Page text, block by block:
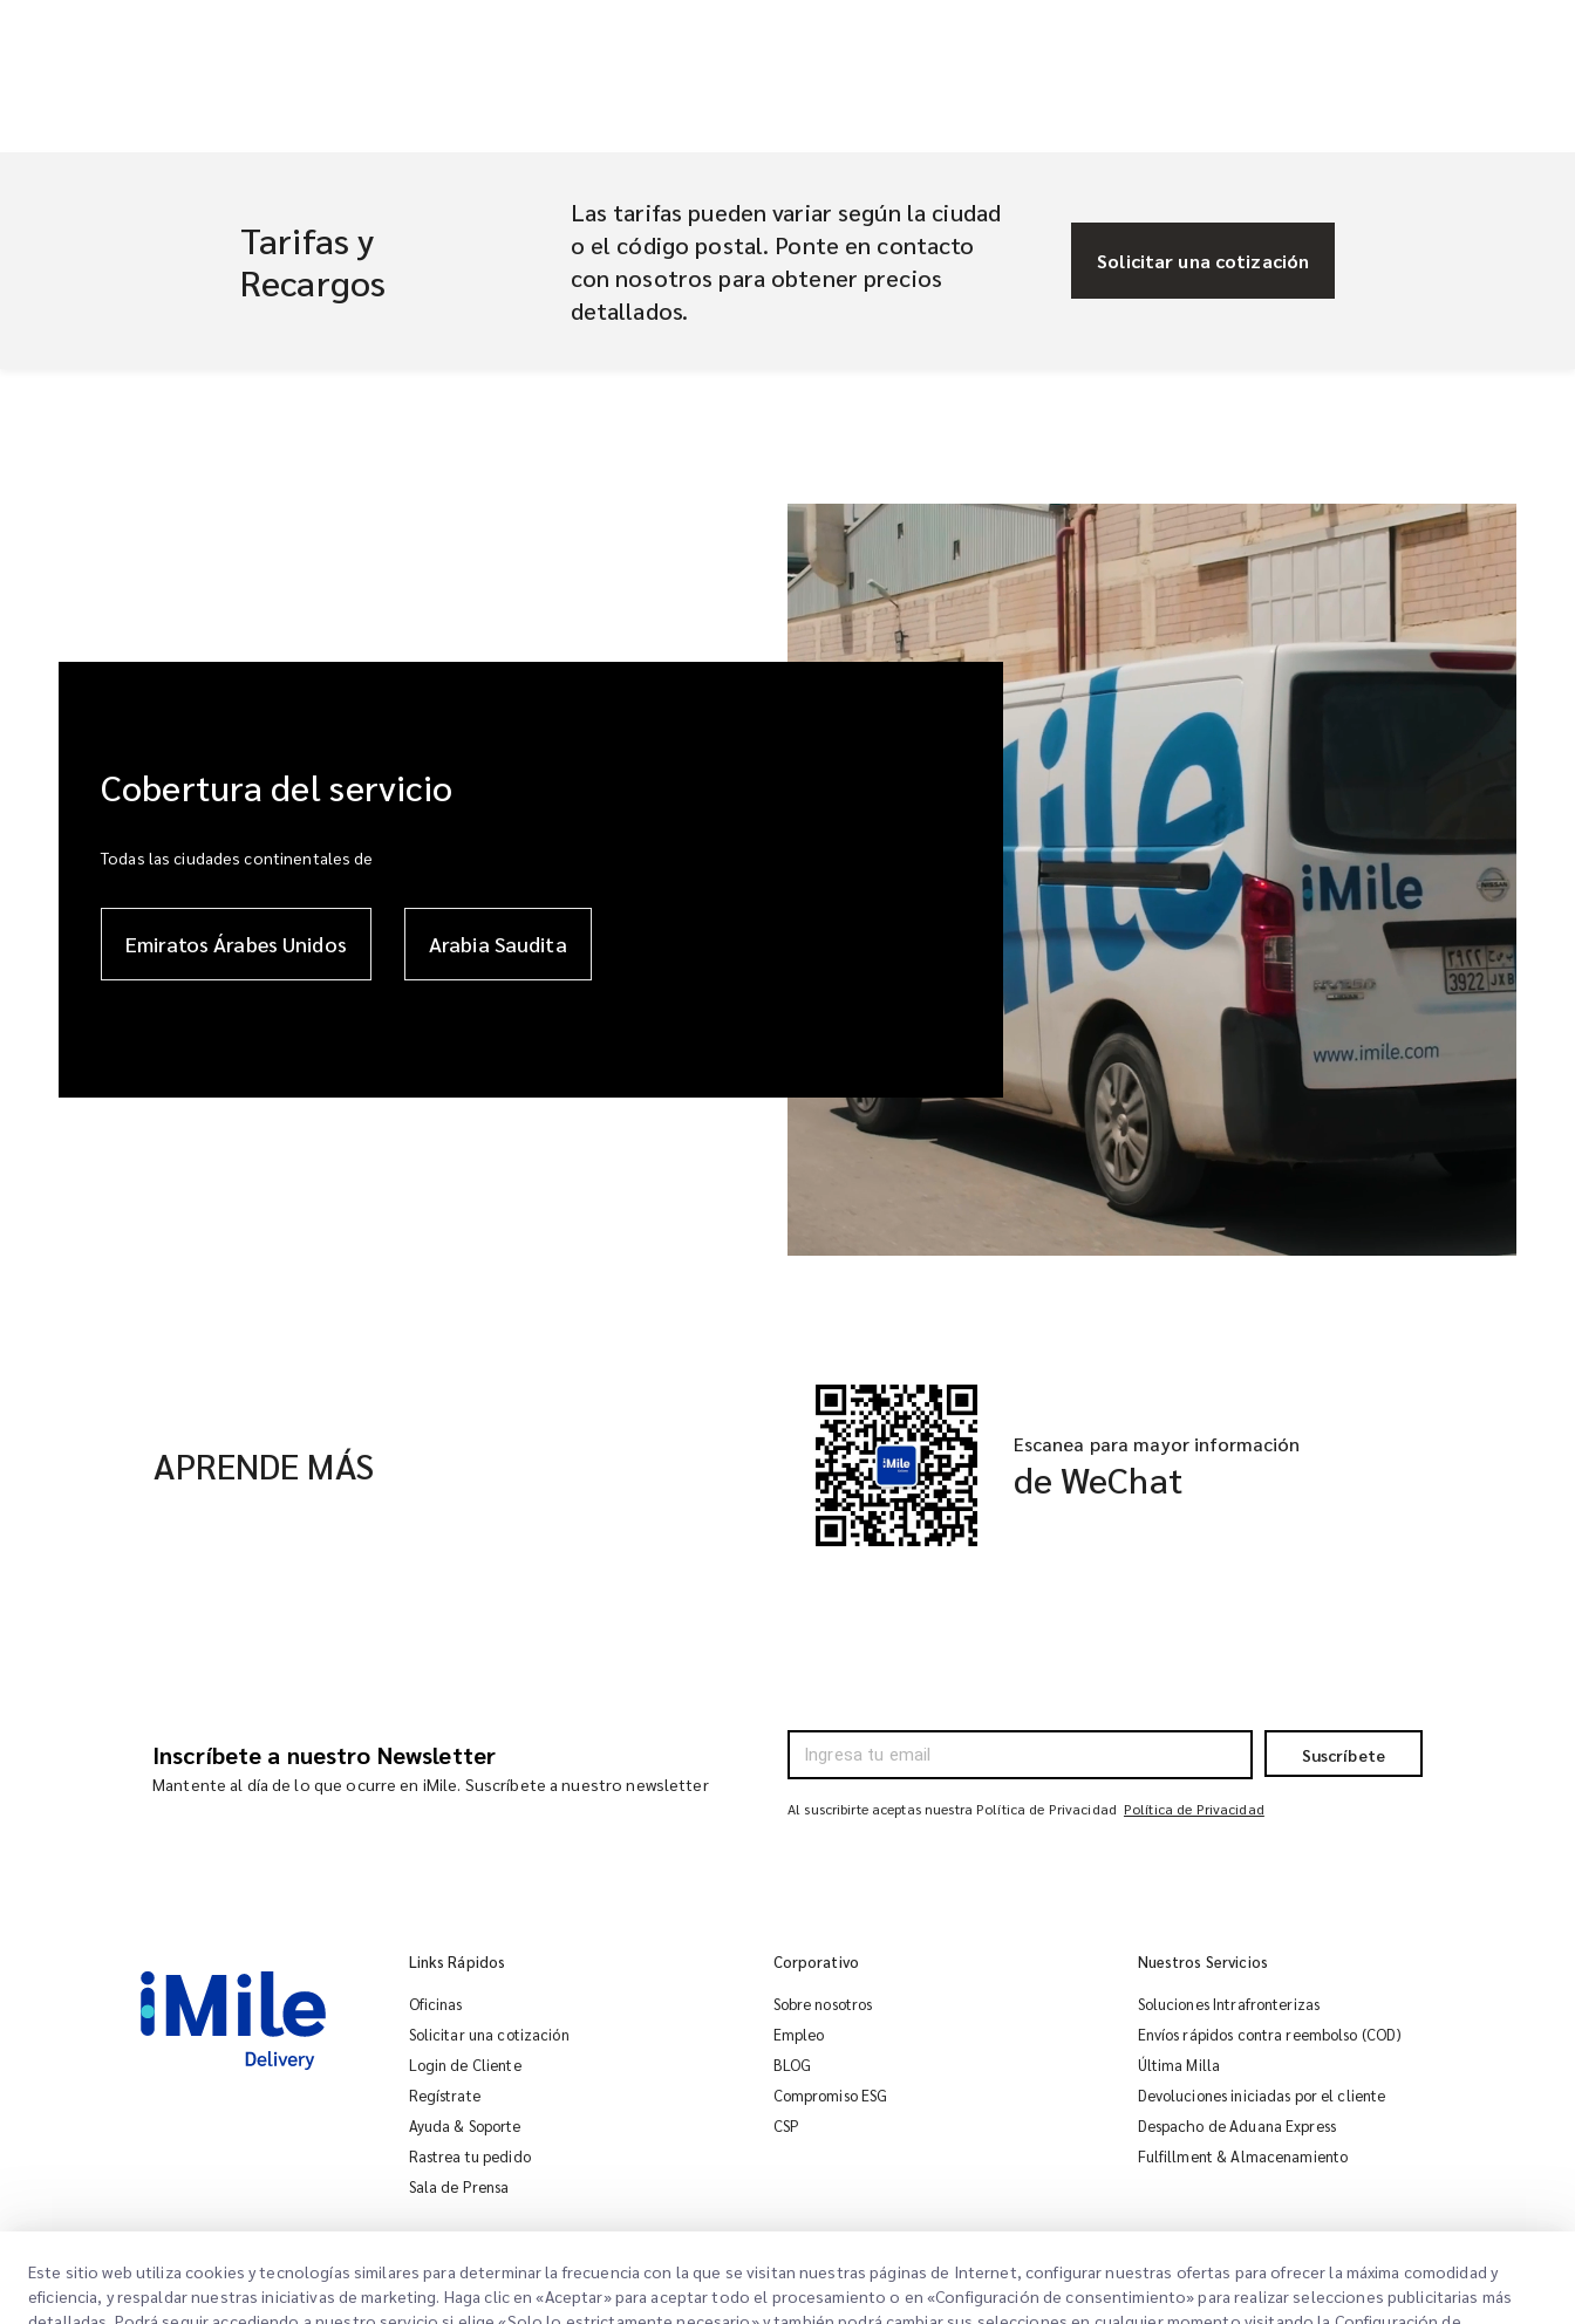
Tarifas y
Recargos
Las tarifas pueden variar según la ciudad
o el código postal. Ponte en contacto
con nosotros para obtener precios
detallados.
Solicitar una cotización
Cobertura del servicio
Todas las ciudades continentales de
Emiratos Árabes Unidos Arabia Saudita
APRENDE MÁS Escanea para mayor información
de WeChat
Inscríbete a nuestro Newsletter
Mantente al día de lo que ocurre en iMile. Suscríbete a nuestro newsletter
Suscríbete
Al suscribirte aceptas nuestra Política de Privacidad Política de Privacidad
Links Rápidos
Oficinas
Solicitar una cotización
Login de Cliente
Regístrate
Ayuda & Soporte
Rastrea tu pedido
Sala de Prensa
Corporativo
Sobre nosotros
Empleo
BLOG
Compromiso ESG
CSP
Nuestros Servicios
Soluciones Intrafronterizas
Envíos rápidos contra reembolso (COD)
Última Milla
Devoluciones iniciadas por el cliente
Despacho de Aduana Express
Fulfillment & Almacenamiento
Este sitio web utiliza cookies y tecnologías similares para determinar la frecuencia con la que se visitan nuestras páginas de Internet, configurar nuestras ofertas para ofrecer la máxima comodidad y
eficiencia, y respaldar nuestras iniciativas de marketing. Haga clic en «Aceptar» para aceptar todo el procesamiento o en «Configuración de consentimiento» para realizar selecciones publicitarias más
iMile Chat